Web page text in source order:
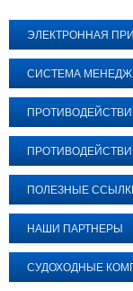
ЭЛЕКТРОННАЯ
СИСТЕМА
ПОЛЕЗНЫЕ
НАШИ ПАРТНЕРЫ
СУДОХОДНЫЕ